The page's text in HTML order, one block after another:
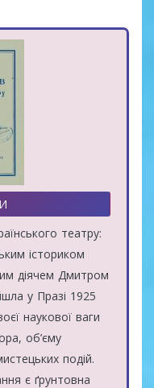
театру:
істориком
діячем Дмитром
у Празі 1925
наукової ваги
об’єму
подій.
є ґрунтовна